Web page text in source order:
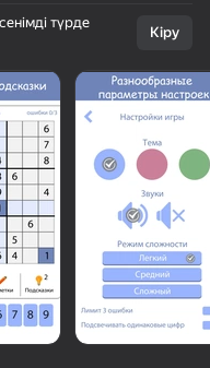
түрде
Кіру